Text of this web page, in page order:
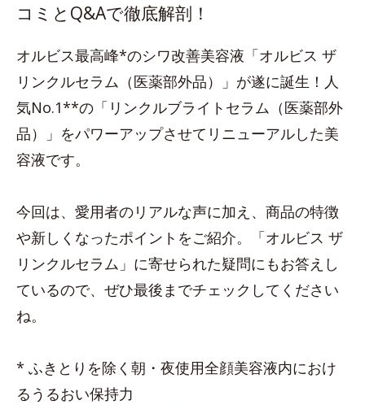
コミとQ&Aで徹底解剖！
オルビス最高峰*のシワ改善美容液「オルビス ザ
リンクルセラム（医薬部外品）」が遂に誕生！人
気No.1**の「リンクルブライトセラム（医薬部外
品）」をパワーアップさせてリニューアルした美
容液です。
今回は、愛用者のリアルな声に加え、商品の特徴
や新しくなったポイントをご紹介。「オルビス ザ
リンクルセラム」に寄せられた疑問にもお答えし
ているので、ぜひ最後までチェックしてください
ね。
* ふきとりを除く朝・夜使用全顔美容液内におけ
るうるおい保持力